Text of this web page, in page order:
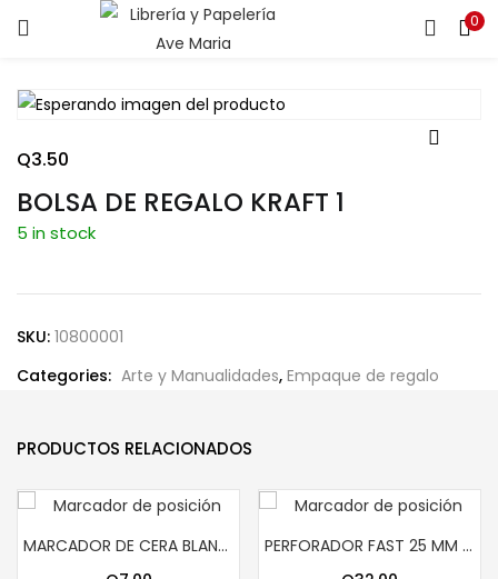
0
ENTRAR REGISTRARSE
Introduce tu nombre de usuario y contraseña para iniciar
Recuérdame
¿Contraseña perdida?
BOLSA DE REGALO KRAFT 1
Q3.50
5 in stock
SKU: 10800001
Categories: Arte y Manualidades, Empaque de regalo
PRODUCTOS RELACIONADOS
MARCADOR DE CERA BLANCO PELICAN
PERFORADOR FAST 25 MM MARIPOSA